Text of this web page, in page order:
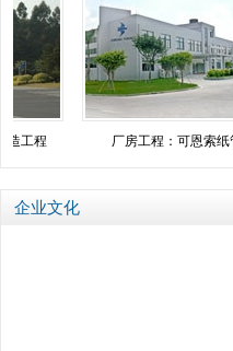
工程 厂房工程：可恩索纸管
企业文化